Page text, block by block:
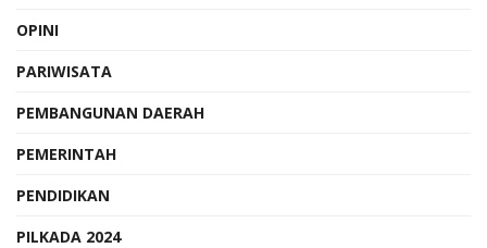
OPINI
PARIWISATA
PEMBANGUNAN DAERAH
PEMERINTAH
PENDIDIKAN
PILKADA 2024